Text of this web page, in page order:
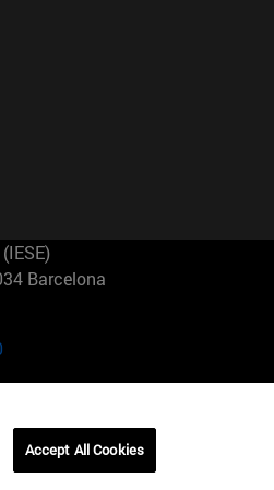
Barcelona
Brasil
Accept All Cookies